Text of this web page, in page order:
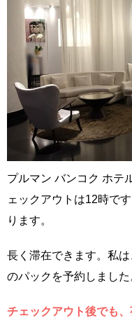
プルマン バンコク ホテ
ェックアウトは12時で
ります。
長く滞在できます。私は
のパックを予約しました
チェックアウト後でも